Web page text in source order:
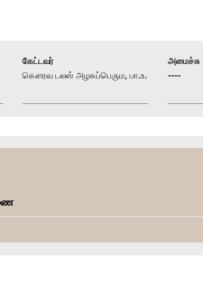
கேட்டவர்
கௌரவ டலஸ் அழகப்பெரும, பா.உ.
அமைச்சு
----